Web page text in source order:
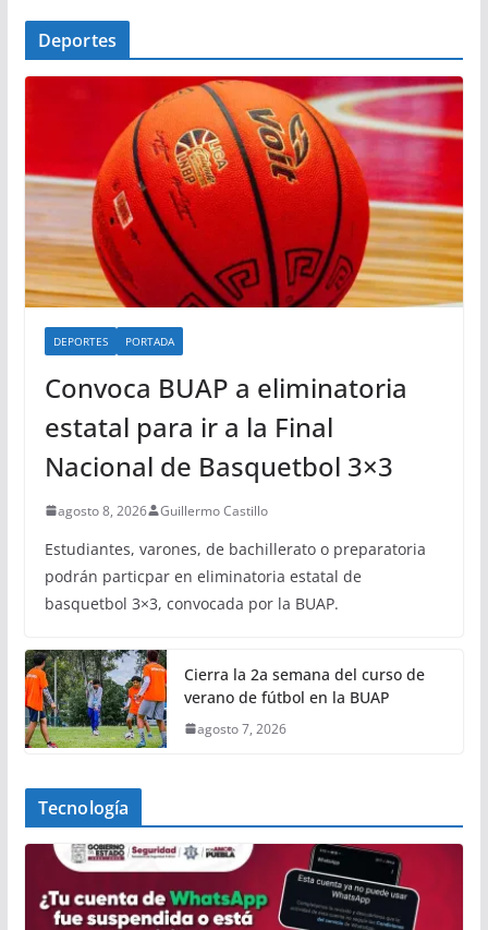
Deportes
DEPORTES PORTADA
Convoca BUAP a eliminatoria
estatal para ir a la Final
Nacional de Basquetbol 3×3
agosto 8, 2026 Guillermo Castillo
Estudiantes, varones, de bachillerato o preparatoria
podrán particpar en eliminatoria estatal de
basquetbol 3×3, convocada por la BUAP.
Cierra la 2a semana del curso de
verano de fútbol en la BUAP
agosto 7, 2026
Tecnología